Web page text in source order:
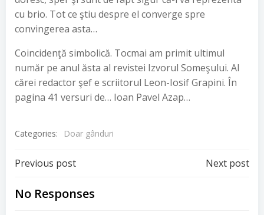
cu brio. Tot ce ştiu despre el converge spre
convingerea asta…
Coincidenţă simbolică. Tocmai am primit ultimul
număr pe anul ăsta al revistei Izvorul Someşului. Al
cărei redactor şef e scriitorul Leon-Iosif Grapini. În
pagina 41 versuri de… Ioan Pavel Azap…
Categories: Doar gânduri
Post
navigation
Previous post Next post
No Responses